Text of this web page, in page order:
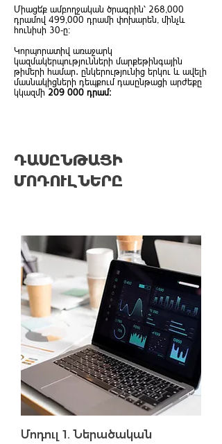
Միացե՛ք ամբողջական ծրագրին՝ 268,000
դրամով 499,000 դրամի փոխարեն, մինչև
հունիսի 30-ը:
Կորպորատիվ առաջարկ
կազմակերպությունների մարքեթինգային
թիմերի համար․ ընկերությունից երկու և ավելի
մասնակիցների դեպքում դասընթացի արժեքը
կկազմի 209 000 դրամ։
ԴԱՍԸՆԹԱՑԻ
ՄՈԴՈՒԼՆԵՐԸ
Մոդուլ 1. Ներածական